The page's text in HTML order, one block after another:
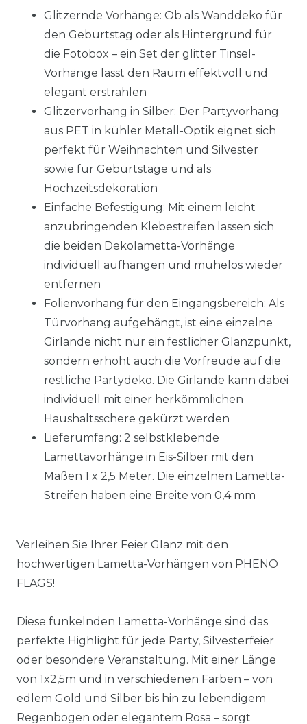
Glitzernde Vorhänge: Ob als Wanddeko für
den Geburtstag oder als Hintergrund für
die Fotobox – ein Set der glitter Tinsel-
Vorhänge lässt den Raum effektvoll und
elegant erstrahlen
Glitzervorhang in Silber: Der Partyvorhang
aus PET in kühler Metall-Optik eignet sich
perfekt für Weihnachten und Silvester
sowie für Geburtstage und als
Hochzeitsdekoration
Einfache Befestigung: Mit einem leicht
anzubringenden Klebestreifen lassen sich
die beiden Dekolametta-Vorhänge
individuell aufhängen und mühelos wieder
entfernen
Folienvorhang für den Eingangsbereich: Als
Türvorhang aufgehängt, ist eine einzelne
Girlande nicht nur ein festlicher Glanzpunkt,
sondern erhöht auch die Vorfreude auf die
restliche Partydeko. Die Girlande kann dabei
individuell mit einer herkömmlichen
Haushaltsschere gekürzt werden
Lieferumfang: 2 selbstklebende
Lamettavorhänge in Eis-Silber mit den
Maßen 1 x 2,5 Meter. Die einzelnen Lametta-
Streifen haben eine Breite von 0,4 mm
Verleihen Sie Ihrer Feier Glanz mit den
hochwertigen Lametta-Vorhängen von PHENO
FLAGS!
Diese funkelnden Lametta-Vorhänge sind das
perfekte Highlight für jede Party, Silvesterfeier
oder besondere Veranstaltung. Mit einer Länge
von 1x2,5m und in verschiedenen Farben – von
edlem Gold und Silber bis hin zu lebendigem
Regenbogen oder elegantem Rosa – sorgt